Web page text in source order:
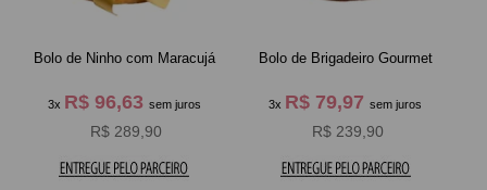
Bolo de Ninho com Maracuj
3x R$ 96,63 sem juros
R$ 289,90
Bolo de Brigadeiro Gourmet
3x R$ 79,97sem juros
R$ 239,90